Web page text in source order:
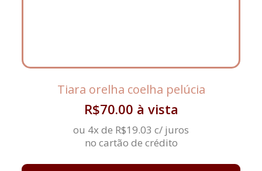
Tiara orelha coelha pelúcia
R$70.00 à vista
ou 4x de R$19.03 c/ juros
no cartão de crédito